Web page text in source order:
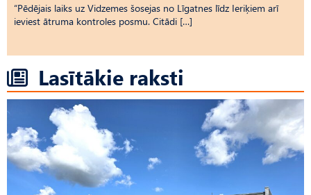
“Pēdējais laiks uz Vid­ze­mes šosejas no Līgatnes līdz Ieriķiem arī
ieviest ātruma kontroles posmu. Citādi […]
Lasītākie raksti